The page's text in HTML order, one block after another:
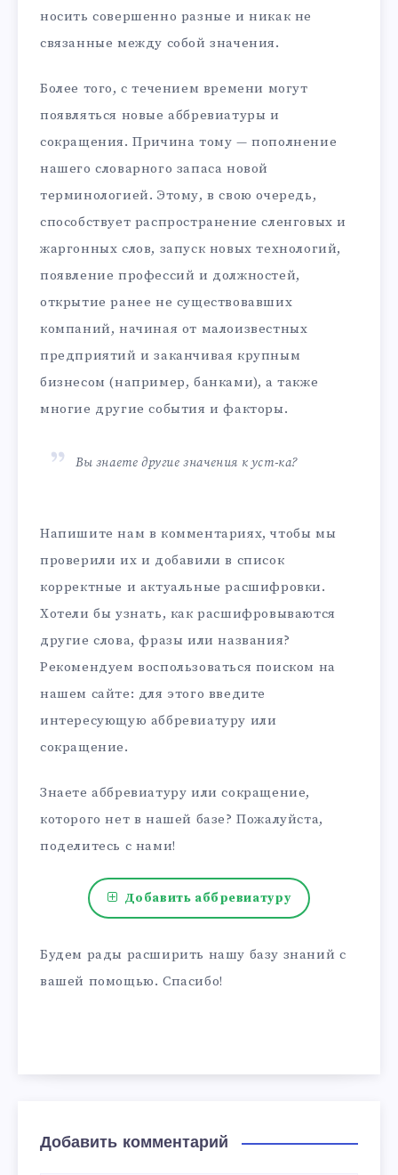
носить совершенно разные и никак не
связанные между собой значения.
Более того, с течением времени могут
появляться новые аббревиатуры и
сокращения. Причина тому — пополнение
нашего словарного запаса новой
терминологией. Этому, в свою очередь,
способствует распространение сленговых и
жаргонных слов, запуск новых технологий,
появление профессий и должностей,
открытие ранее не существовавших
компаний, начиная от малоизвестных
предприятий и заканчивая крупным
бизнесом (например, банками), а также
многие другие события и факторы.
Вы знаете другие значения к уст-ка?
Напишите нам в комментариях, чтобы мы
проверили их и добавили в список
корректные и актуальные расшифровки.
Хотели бы узнать, как расшифровываются
другие слова, фразы или названия?
Рекомендуем воспользоваться поиском на
нашем сайте: для этого введите
интересующую аббревиатуру или
сокращение.
Знаете аббревиатуру или сокращение,
которого нет в нашей базе? Пожалуйста,
поделитесь с нами!
Добавить аббревиатуру
Будем рады расширить нашу базу знаний с
вашей помощью. Спасибо!
Добавить комментарий